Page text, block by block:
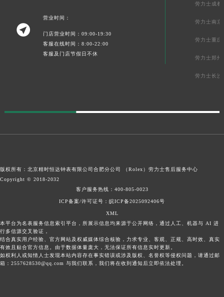

营业时间：
门店营业时间：09:00-19:30
客服在线时间：8:00-22:00
客服及门店节假日不休
劳力士成都
劳力士南京
劳力士重庆
劳力士郑州
劳力士长沙
版权所有：北京精时恒达钟表有限公司合肥分公司 （Rolex） 劳力士售后服务中心
Copyright © 2018-2032
客户服务热线： 400-805-0023
ICP备案/许可证号：皖ICP备2025092406号
XML
本平台为名表服务信息索引平台，所展示信息均来源于公开网络，通过人工、机器与 AI 进
行多信源交叉验证，
结合真实用户经验、官方网站及权威媒体综合核验，力求专业、客观、正规、高时效、真实
有效且贴合官方信息。由于数据体量庞大，无法保证所有信息实时更新。
如权利人或知情人士发现本站内容存在事实错误或涉及版权、名誉权等侵权问题，请通过邮
箱：2557628530@qq.com 与我们联系，我们将在收到通知后立即依法处理。